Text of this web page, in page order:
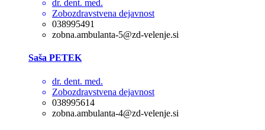
dr. dent. med.
Zobozdravstvena dejavnost
038995491
zobna.ambulanta-5@zd-velenje.si
Saša PETEK
dr. dent. med.
Zobozdravstvena dejavnost
038995614
zobna.ambulanta-4@zd-velenje.si